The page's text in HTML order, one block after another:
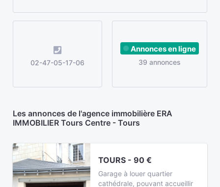
02-47-05-17-06
Annonces en ligne
39 annonces
Les annonces de l'agence immobilière ERA
IMMOBILIER Tours Centre - Tours
TOURS - 90 €
Garage à louer quartier
cathédrale, pouvant accueillir